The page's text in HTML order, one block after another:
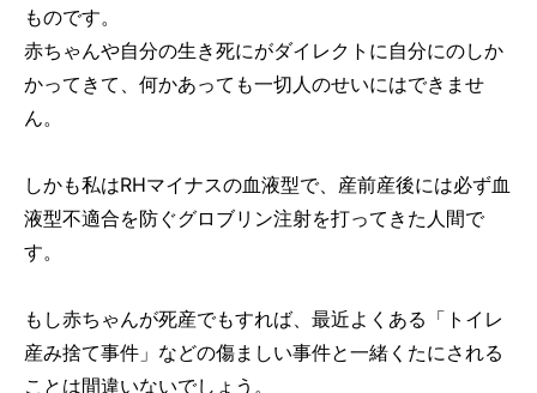
ものです。
赤ちゃんや自分の生き死にがダイレクトに自分にのしか
かってきて、何かあっても一切人のせいにはできませ
ん。
しかも私はRHマイナスの血液型で、産前産後には必ず血
液型不適合を防ぐグロブリン注射を打ってきた人間で
す。
もし赤ちゃんが死産でもすれば、最近よくある「トイレ
産み捨て事件」などの傷ましい事件と一緒くたにされる
ことは間違いないでしょう。